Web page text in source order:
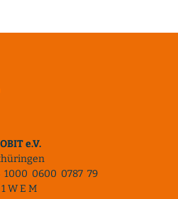
e.V.
1000 0600 0787 79
W E M